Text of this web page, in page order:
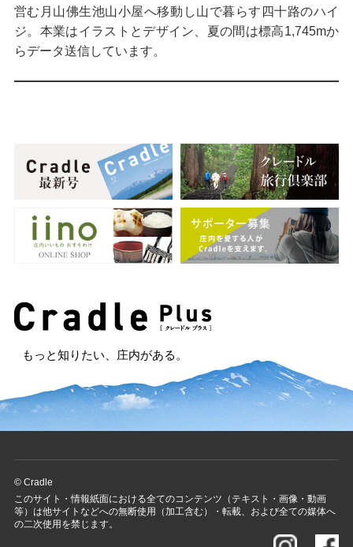
営む月山佛生池山小屋へ移動し山で暮らす四十路のハイ
ジ。本業はイラストとデザイン、夏の間は標高1,745mか
らデータ送信しています。
もっと知りたい、庄内がある。
© Cradle
このサイト・情報紙面における全てのコンテンツ（テキスト・画像・動画
等）は他サイトなどへの無断使用（加工含む）・転載、および全ての媒体へ
の二次使用を禁じます。